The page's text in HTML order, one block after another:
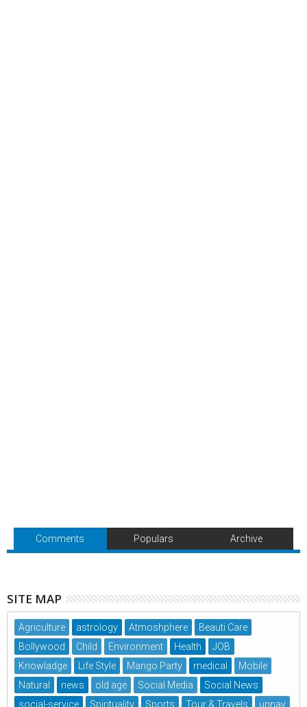
Comments Populars Archive
SITE MAP
Agriculture astrology Atmoshphere
Beauti Care
Bollywood
Child Environment Health
JOB
Knowladge
Life Style Mango Party medical
Mobile
Natural
news old age Social Media
Social News
social-service
Spirituality Sports Tour & Travels
unnav